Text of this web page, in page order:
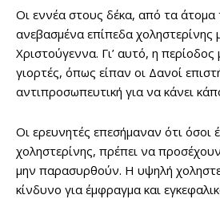
Οι εννέα στους δέκα, από τα άτομα
ανεβασμένα επίπεδα χοληστερίνης
Χριστούγεννα. Γι’ αυτό, η περίοδος
γιορτές, όπως είπαν οι Δανοί
αντιπροσωπευτική για να κάνει
Οι ερευνητές επεσήμαναν ότι όσοι
χοληστερίνης, πρέπει να
μην παρασυρθούν. Η υψηλή
κίνδυνο για έμφραγμα και